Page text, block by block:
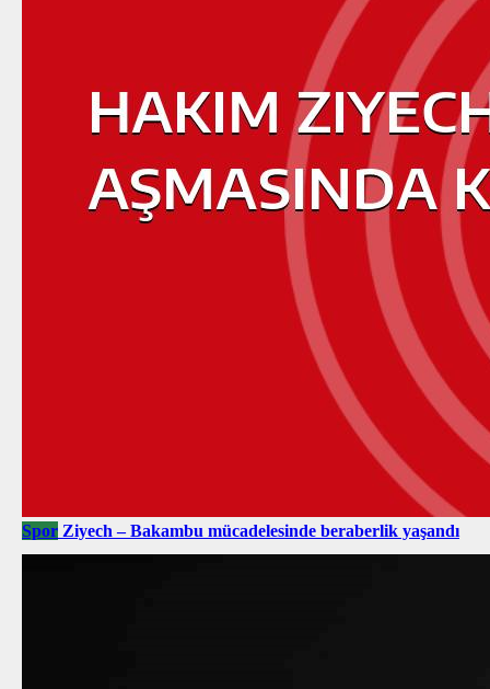
Spor Ziyech – Bakambu mücadelesinde beraberlik yaşandı